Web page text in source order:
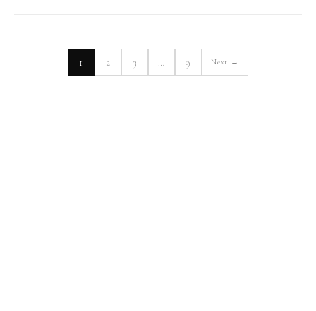
1 2 3 … 9 Next →